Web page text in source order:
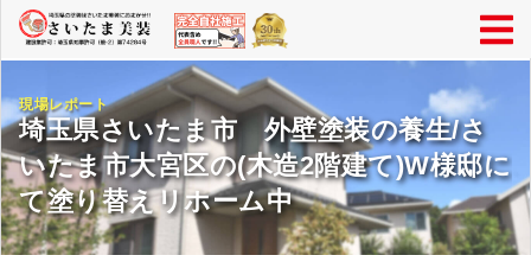
現場レポート
埼玉県さいたま市 外壁塗装の養生/さ
いたま市大宮区の(木造2階建て)W様邸に
て塗り替えリホーム中